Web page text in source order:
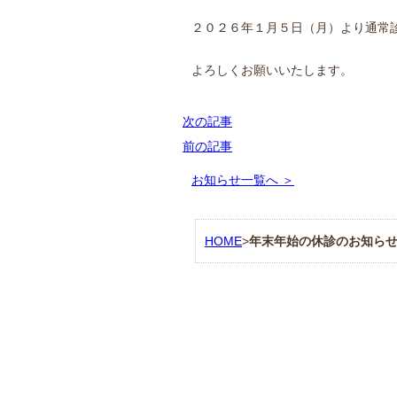
２０２６年１月５日（月）より通常
よろしくお願いいたします。
次の記事
前の記事
お知らせ一覧へ ＞
HOME>年末年始の休診のお知らせ